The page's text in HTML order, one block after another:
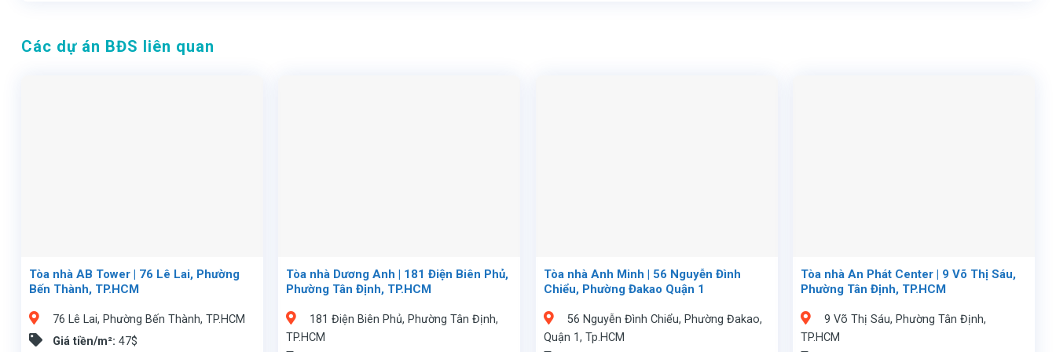
Các dự án BĐS liên quan
Tòa nhà AB Tower | 76 Lê Lai, Phường
Bến Thành, TP.HCM
76 Lê Lai, Phường Bến Thành, TP.HCM
Giá tiền/m²: 47$
Tòa nhà Dương Anh | 181 Điện Biên Phủ,
Phường Tân Định, TP.HCM
181 Điện Biên Phủ, Phường Tân Định,
TP.HCM
Tòa nhà Anh Minh | 56 Nguyễn Đình
Chiểu, Phường Đakao Quận 1
56 Nguyễn Đình Chiểu, Phường Đakao,
Quận 1, Tp.HCM
Tòa nhà An Phát Center | 9 Võ Thị Sáu,
Phường Tân Định, TP.HCM
9 Võ Thị Sáu, Phường Tân Định,
TP.HCM